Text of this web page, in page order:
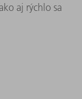
aj rýchlo sa